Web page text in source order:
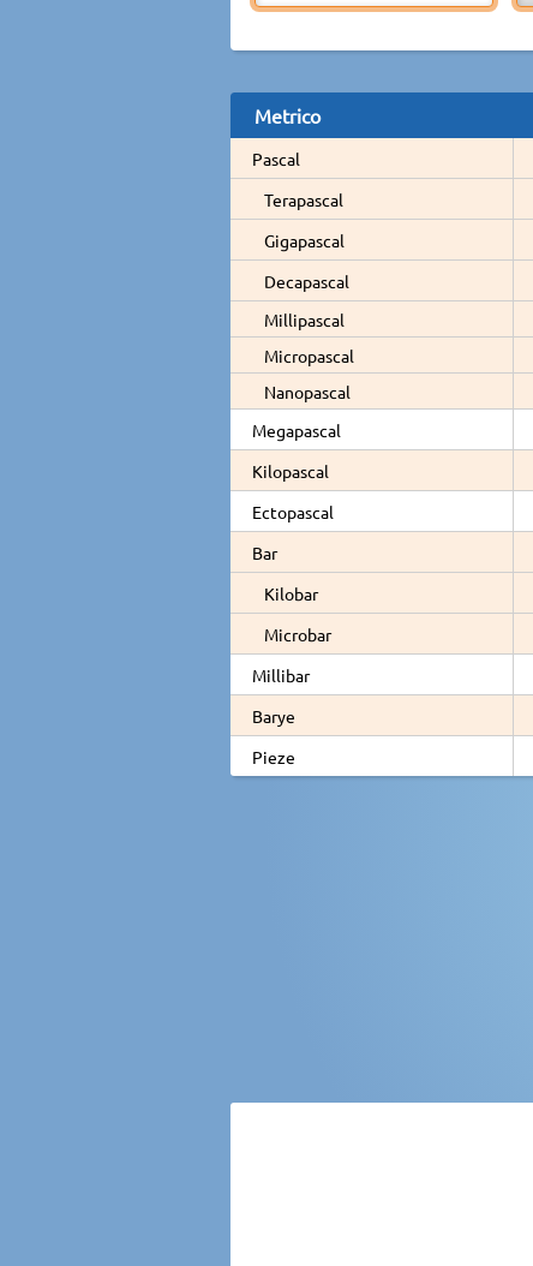
Metrico
Pascal
Terapascal
Gigapascal
Decapascal
Millipascal
Micropascal
Nanopascal
Megapascal
Kilopascal
Ectopascal
Bar
Kilobar
Microbar
Millibar
Barye
Pieze